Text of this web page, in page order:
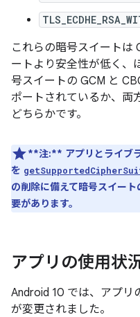
これらの暗号スイートは
ートより安全性が低く、
号スイートの GCM と
ポートされているか、両
どちらかです。
**注:** アプリとライブ
を
の削除に備えて暗号スイー
要があります。
アプリの使用状
Android 10 では、アプリ
が変更されました。